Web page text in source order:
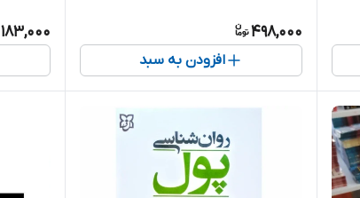
498,000
افزودن به سبد
183,000